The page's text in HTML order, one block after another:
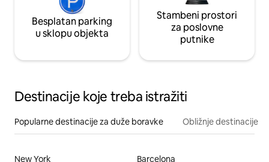
Besplatan parking
u sklopu objekta
Stambeni prostori
za poslovne
putnike
Destinacije koje treba istražiti
Popularne destinacije za duže boravke Obližnje destinacije
New York
Barcelona